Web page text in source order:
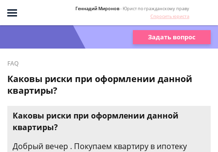
Геннадий Миронов- Юрист по гражданскому праву
Спросить юриста
Задать вопрос
FAQ
Каковы риски при оформлении данной
квартиры?
Каковы риски при оформлении данной
квартиры?
Добрый вечер . Покупаем квартиру в ипотеку